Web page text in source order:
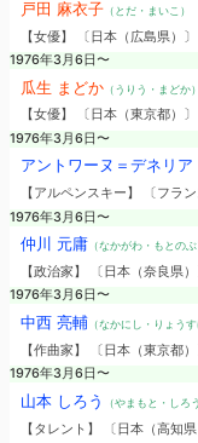
戸田 麻衣子（とだ・まいこ）
【女優】 〔日本（広島県）〕
1976年3月6日〜
瓜生 まどか（うりう・まどか）
【女優】 〔日本（東京都）〕
1976年3月6日〜
アントワーヌ＝デネリア
【アルペンスキー】 〔フラン
1976年3月6日〜
仲川 元庸（なかがわ・もとのぶ
【政治家】 〔日本（奈良県）
1976年3月6日〜
中西 亮輔 （なかにし・りょうす
【作曲家】 〔日本（東京都）
1976年3月6日〜
山本 しろう （やまもと・しろ
【タレント】 〔日本（高知